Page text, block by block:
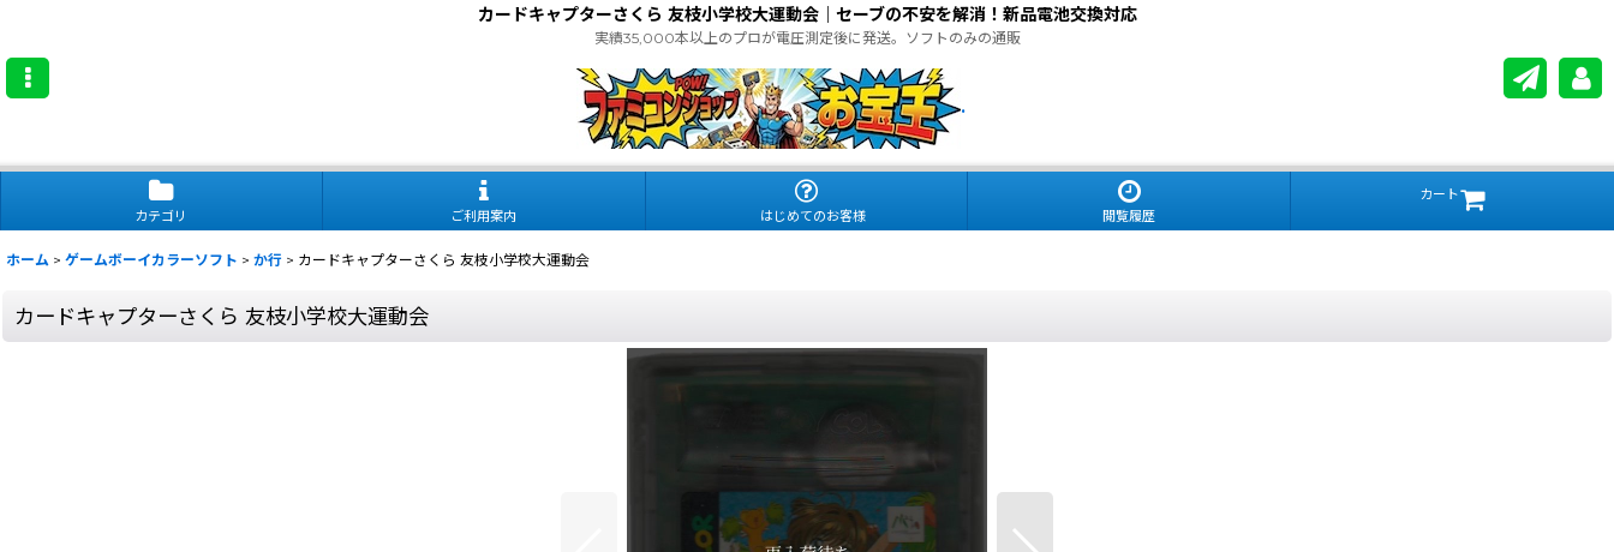
カードキャプターさくら 友枝小学校大運動会｜セーブの不安を解消！新品電池交換対応
実績35,000本以上のプロが電圧測定後に発送。ソフトのみの通販
.
カテゴリ ご利用案内 はじめてのお客様 閲覧履歴
カート
ホーム > ゲームボーイカラーソフト > か行 > カードキャプターさくら 友枝小学校大運動会
カードキャプターさくら 友枝小学校大運動会